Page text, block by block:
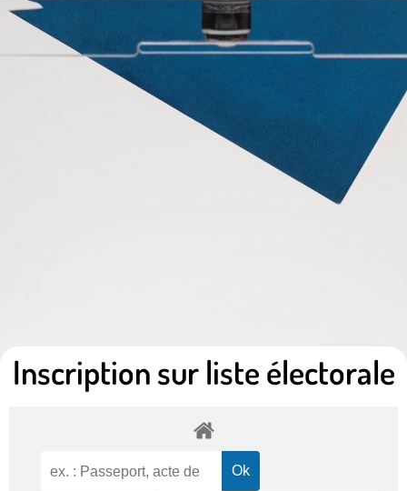
Inscription sur liste électorale